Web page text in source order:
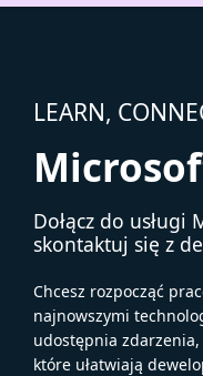
LEARN,
Dołącz do usługi
skontaktuj się z
Chcesz rozpocząć
najnowszymi
udostępnia zdarzenia,
które ułatwiają